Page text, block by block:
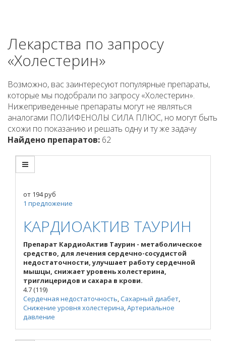
Лекарства по запросу
«Холестерин»
Возможно, вас заинтересуют популярные препараты,
которые мы подобрали по запросу «Холестерин».
Нижеприведенные препараты могут не являться
аналогами ПОЛИФЕНОЛЫ СИЛА ПЛЮС, но могут быть
схожи по показанию и решать одну и ту же задачу
Найдено препаратов: 62
от 194руб
1 предложение
КАРДИОАКТИВ ТАУРИН
Препарат КардиоАктив Таурин - метаболическое
средство, для лечения сердечно-сосудистой
недостаточности, улучшает работу сердечной
мышцы, снижает уровень холестерина,
триглицеридов и сахара в крови.
4.7(119)
Сердечная недостаточность,Сахарный диабет,
Снижение уровня холестерина,Артериальное
давление